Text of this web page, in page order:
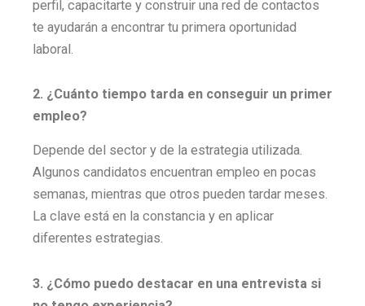
perfil, capacitarte y construir una red de contactos
te ayudarán a encontrar tu primera oportunidad
laboral.
2. ¿Cuánto tiempo tarda en conseguir un primer
empleo?
Depende del sector y de la estrategia utilizada.
Algunos candidatos encuentran empleo en pocas
semanas, mientras que otros pueden tardar meses.
La clave está en la constancia y en aplicar
diferentes estrategias.
3. ¿Cómo puedo destacar en una entrevista si